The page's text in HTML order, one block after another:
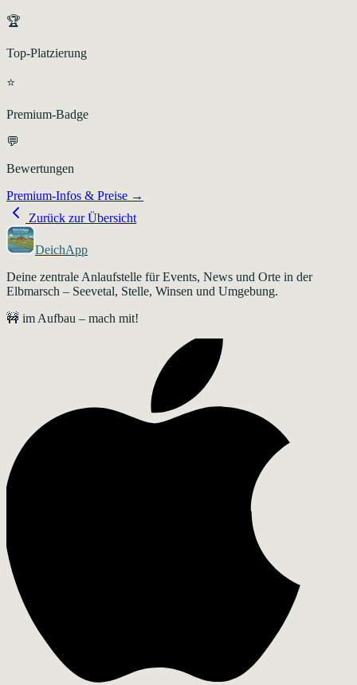
🏆
Top-Platzierung
⭐
Premium-Badge
💬
Bewertungen
Premium-Infos & Preise →
Zurück zur Übersicht
DeichApp
Deine zentrale Anlaufstelle für Events, News und Orte in der
Elbmarsch – Seevetal, Stelle, Winsen und Umgebung.
🚧 im Aufbau – mach mit!